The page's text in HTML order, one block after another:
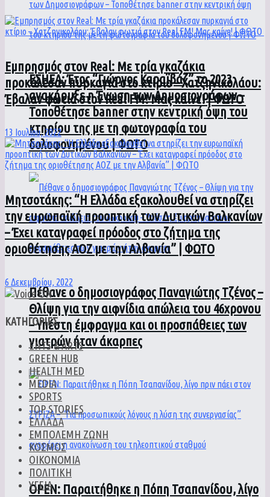
ΕΣΗΕΑ: Έτος “Γιώργος Καραϊβάζ” το 2023
ανακήρυξε η Ένωση των Δημοσιογράφων –
Τοποθέτησε banner στην κεντρική όψη του
κτηρίου της με τη φωτογραφία του
δολοφονημένου | ΦΩΤΟ
Πέθανε ο δημοσιογράφος Παναγιώτης Τζένος –
Θλίψη για την αιφνίδια απώλεια του 46χρονου
– Υπέστη έμφραγμα και οι προσπάθειες των
γιατρών ήταν άκαρπες
ΟPEN: Παραιτήθηκε η Πόπη Τσαπανίδου, λίγο
Εμπρησμός στον Real: Με τρία γκαζάκια
προκάλεσαν πυρκαγιά στο κτίριο – Χατζηνικολάου:
Έβαλαν φωτιά στον Real FM! Μας καίνε! | ΦΩΤΟ
13 Ιουλίου, 2022
Μητσοτάκης: “Η Ελλάδα εξακολουθεί να στηρίζει
την ευρωπαϊκή προοπτική των Δυτικών Βαλκανίων
– Έχει καταγραφεί πρόοδος στο ζήτημα της
οριοθέτησης ΑΟΖ με την Αλβανία” | ΦΩΤΟ
6 Δεκεμβρίου, 2022
ΚΑΤΗΓΟΡΙΕΣ
ENTS & ARTS
GREEN HUB
HEALTH MED
MEDIA
SPORTS
TOP STORIES
ΕΛΛΑΔΑ
ΕΜΠΟΛΕΜΗ ΖΩΝΗ
ΚΟΣΜΟΣ
ΟΙΚΟΝΟΜΙΑ
ΠΟΛΙΤΙΚΗ
ΥΓΕΙΑ